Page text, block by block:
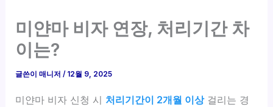
미얀마 비자 연장, 처리기간 차
이는?
글쓴이매니저/ 12월 9, 2025
미얀마 비자 신청 시 처리기간이 2개월 이상걸리는 경